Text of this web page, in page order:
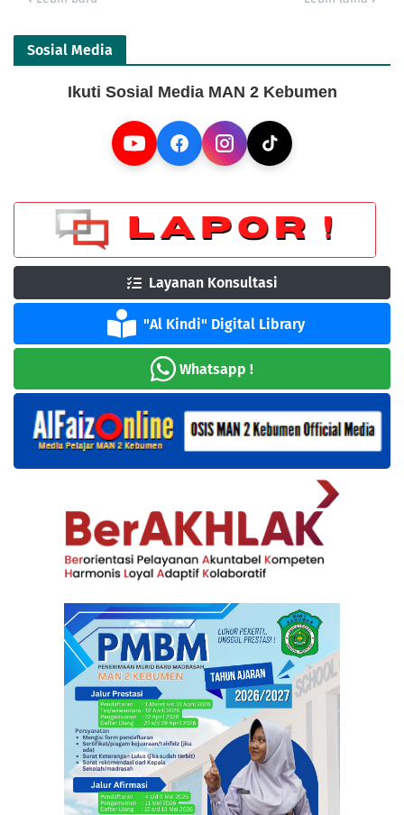
Sosial Media
Ikuti Sosial Media MAN 2 Kebumen
Layanan Konsultasi
"Al Kindi" Digital Library
Whatsapp !